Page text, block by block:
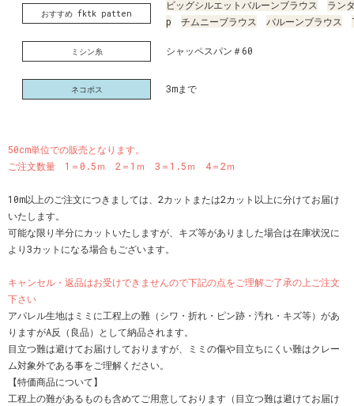
おすすめ fktk patten
ビッグシルエットバルーンブラウス
ラン
p
チムニーブラウス バルーンブラウス
ミシン糸 シャッペスパン＃60
ネコポス 3mまで
50cm単位での販売となります。
ご注文数量 1＝0.5ｍ 2＝1ｍ 3＝1.5ｍ 4＝2ｍ
10m以上のご注文につきましては、2カットまたは2カット以上に分けてお届け
いたします。
可能な限り半分にカットいたしますが、キズ等がありました場合は在庫状況に
より3カットになる場合もございます。
キャンセル・返品はお受けできませんので下記の点をご理解ご了承の上ご注文
下さい
アパレル生地はミミに工程上の難（シワ・折れ・ピン跡・汚れ・キズ等）があ
りますがA反（良品）として納品されます。
目立つ難は避けてお届けしておりますが、ミミの傷や目立ちにくい難はクレー
ム対象外である事をご理解ください。
【特価商品について】
工程上の難があるものも含めてご用意しております（目立つ難は避けてお届け